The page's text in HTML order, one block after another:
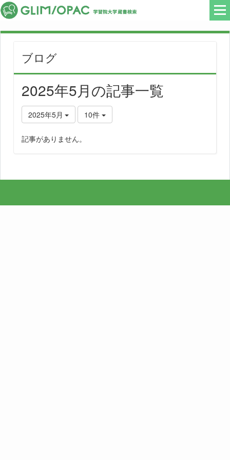
ブログ
2025年5月の記事一覧
2025年5月 10件
記事がありません。